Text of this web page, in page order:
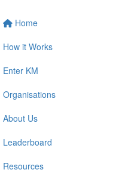
Home
How it Works
Enter KM
Organisations
About Us
Leaderboard
Resources